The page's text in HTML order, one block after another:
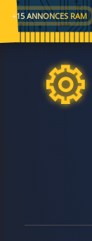
+15 ANNONCES RAM